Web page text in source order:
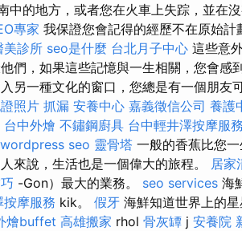
的地方，或者您在火車上失踪，並在
專家 我保證您會記得的經歷不在原始計
美診所 seo是什麼 台北月子中心 這些意
們，如果這些記憶與一生相關，您會感
另一種文化的窗口，您總是有一個朋友
照片 抓漏 安養中心 嘉義徵信公司 養護
台中外燴 不鏽鋼廚具 台中輕井澤按摩服務
wordpress seo 靈骨塔 一般的香蕉比您
來說，生活也是一個偉大的旅程。 居家
-Gon）最大的業務。 seo services 海
按摩服務 kik。 假牙 海鮮知道世界上的
燴buffet 高雄搬家 rhol 骨灰罈 j 安養院